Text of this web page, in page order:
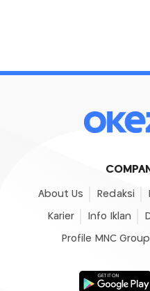
About Us Redaksi
Karier Info Iklan
Profile MNC Group